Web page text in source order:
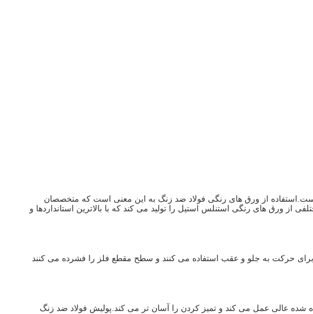
از ورق های رنگی فولاد ضد زنگ به این معنی است که متخصصان
ورق های رنگی استنلس استیل را تولید می کند که با بالاترین استانداردها و
حرکت به جلو و عقب استفاده می کنند و سطح مقطع فلز را فشرده می کنند
عالی عمل می کند و تمیز کردن را آسان تر می کند.پولیش فولاد ضد زنگ